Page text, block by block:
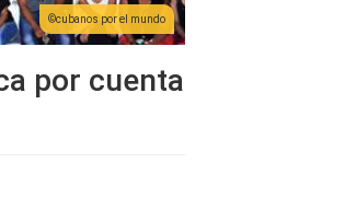
cubanos por el mundo
por cuenta